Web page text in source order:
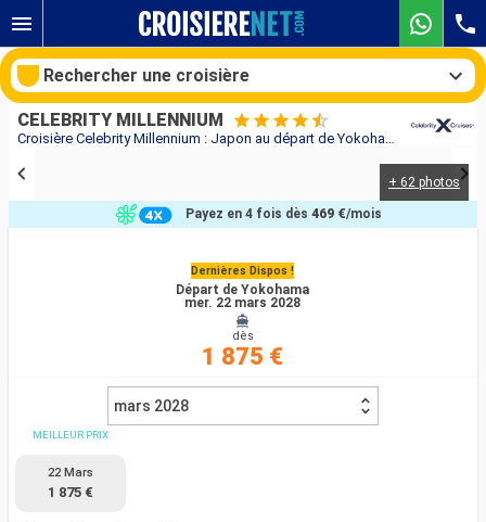
Croisière Celebrity Millennium : Japon au départ de Yokohama
CELEBRITY MILLENNIUM
+ 62 photos
Dernières Dispos !
Départ de Yokohama
mer. 22 mars 2028
dès
1 875 €
Payez en 4 fois dès 469 €/mois
mars 2028
MEILLEUR PRIX
22 Mars
1 875 €
Rechercher une croisière
Compagnies
Rechercher